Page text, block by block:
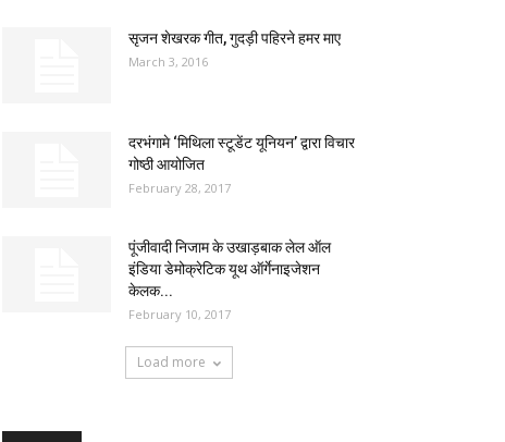
सृजन शेखरक गीत, गुदड़ी पहिरने हमर माए
March 3, 2016
दरभंगामे ‘मिथिला स्टूडेंट यूनियन’ द्वारा विचार
गोष्ठी आयोजित
February 28, 2017
पूंजीवादी निजाम के उखाड़बाक लेल ऑल
इंडिया डेमोक्रेटिक यूथ ऑर्गेनाइजेशन
केलक...
February 10, 2017
Load more